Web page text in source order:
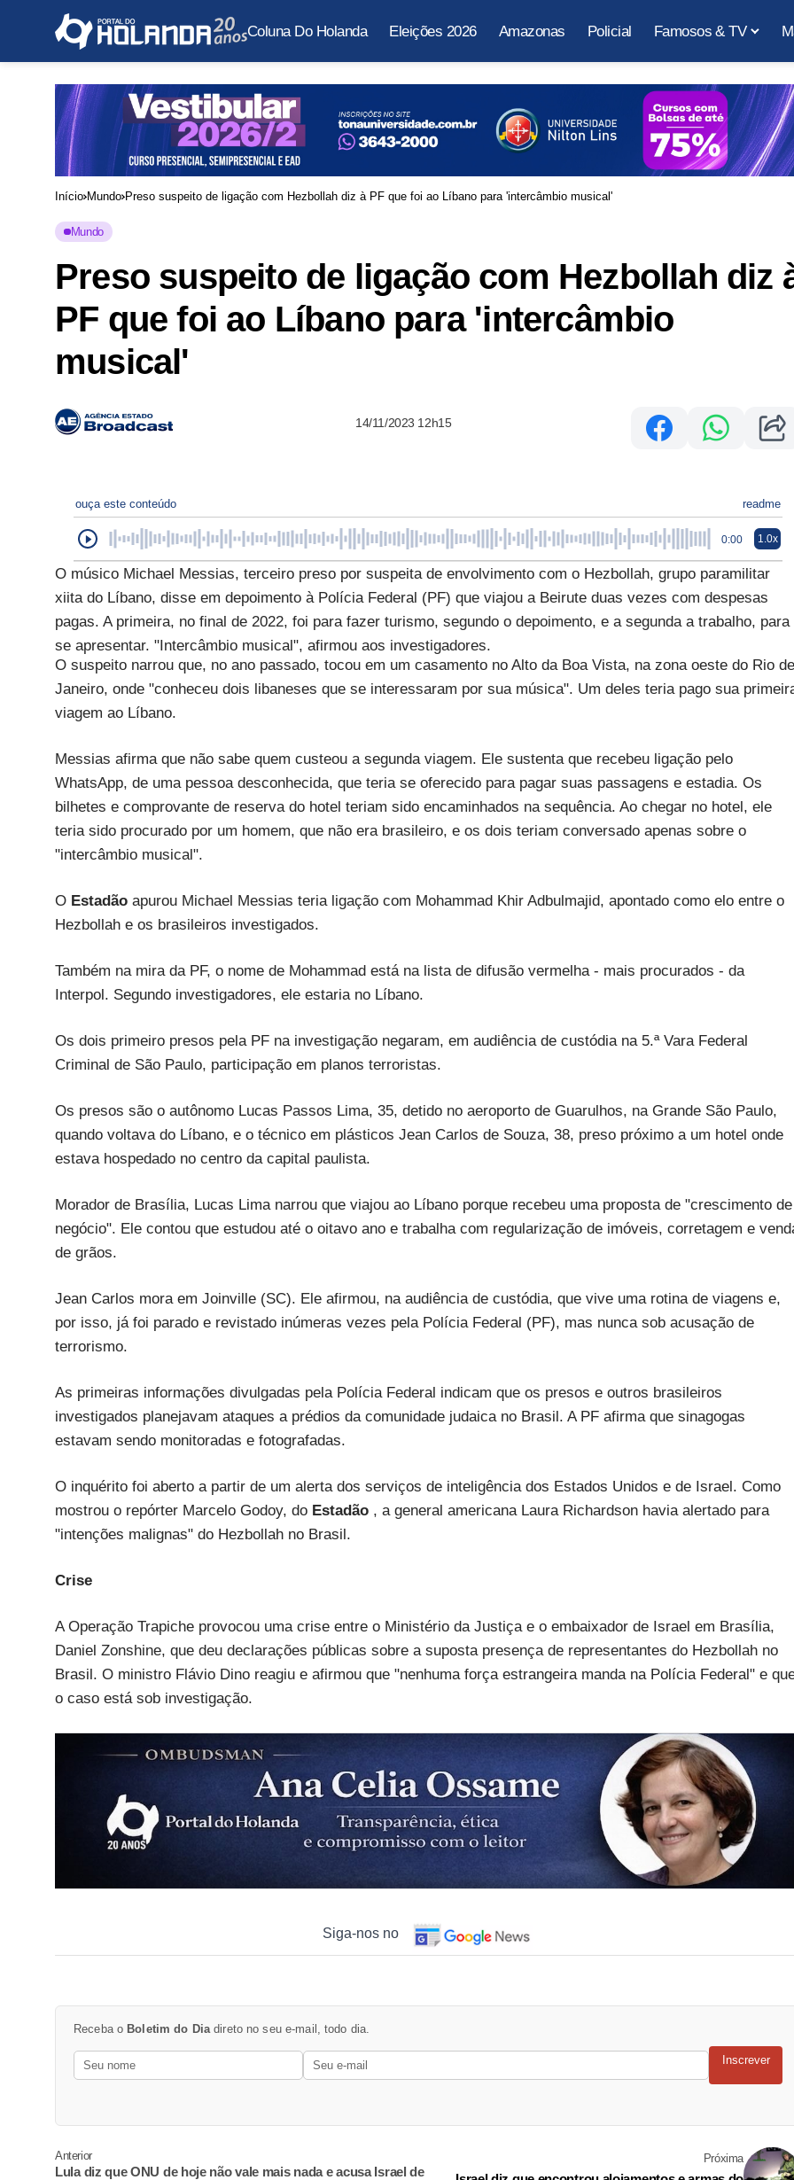
Coluna Do Holanda Eleições 2026 Amazonas Policial Famosos & TV
Início Mundo Preso suspeito de ligação com Hezbollah diz à PF que foi ao Líbano para 'intercâmbio musical'
Mundo
Preso suspeito de ligação com Hezbollah diz
PF que foi ao Líbano para 'intercâmbio
musical'
14/11/2023 12h15
ouça este conteúdo readme
0:00 1.0x
O músico Michael Messias, terceiro preso por suspeita de envolvimento com o Hezbollah, grupo paramilitar
xiita do Líbano, disse em depoimento à Polícia Federal (PF) que viajou a Beirute duas vezes com despesas
pagas. A primeira, no final de 2022, foi para fazer turismo, segundo o depoimento, e a segunda a trabalho, para
se apresentar. "Intercâmbio musical", afirmou aos investigadores.
O suspeito narrou que, no ano passado, tocou em um casamento no Alto da Boa Vista, na zona oeste do Rio de
Janeiro, onde "conheceu dois libaneses que se interessaram por sua música". Um deles teria pago sua
viagem ao Líbano.
Messias afirma que não sabe quem custeou a segunda viagem. Ele sustenta que recebeu ligação pelo
WhatsApp, de uma pessoa desconhecida, que teria se oferecido para pagar suas passagens e estadia. Os
bilhetes e comprovante de reserva do hotel teriam sido encaminhados na sequência. Ao chegar no hotel, ele
teria sido procurado por um homem, que não era brasileiro, e os dois teriam conversado apenas sobre o
"intercâmbio musical".
O Estadão apurou Michael Messias teria ligação com Mohammad Khir Adbulmajid, apontado como elo entre o
Hezbollah e os brasileiros investigados.
Também na mira da PF, o nome de Mohammad está na lista de difusão vermelha - mais procurados - da
Interpol. Segundo investigadores, ele estaria no Líbano.
Os dois primeiro presos pela PF na investigação negaram, em audiência de custódia na 5.ª Vara Federal
Criminal de São Paulo, participação em planos terroristas.
Os presos são o autônomo Lucas Passos Lima, 35, detido no aeroporto de Guarulhos, na Grande São Paulo,
quando voltava do Líbano, e o técnico em plásticos Jean Carlos de Souza, 38, preso próximo a um hotel onde
estava hospedado no centro da capital paulista.
Morador de Brasília, Lucas Lima narrou que viajou ao Líbano porque recebeu uma proposta de "crescimento de
negócio". Ele contou que estudou até o oitavo ano e trabalha com regularização de imóveis, corretagem e
de grãos.
Jean Carlos mora em Joinville (SC). Ele afirmou, na audiência de custódia, que vive uma rotina de viagens e,
por isso, já foi parado e revistado inúmeras vezes pela Polícia Federal (PF), mas nunca sob acusação de
terrorismo.
As primeiras informações divulgadas pela Polícia Federal indicam que os presos e outros brasileiros
investigados planejavam ataques a prédios da comunidade judaica no Brasil. A PF afirma que sinagogas
estavam sendo monitoradas e fotografadas.
O inquérito foi aberto a partir de um alerta dos serviços de inteligência dos Estados Unidos e de Israel. Como
mostrou o repórter Marcelo Godoy, do Estadão , a general americana Laura Richardson havia alertado para
"intenções malignas" do Hezbollah no Brasil.
Crise
A Operação Trapiche provocou uma crise entre o Ministério da Justiça e o embaixador de Israel em Brasília,
Daniel Zonshine, que deu declarações públicas sobre a suposta presença de representantes do Hezbollah no
Brasil. O ministro Flávio Dino reagiu e afirmou que "nenhuma força estrangeira manda na Polícia Federal" e
o caso está sob investigação.
Siga-nos no
Receba o Boletim do Diadireto no seu e-mail, todo dia.
Inscrever
Anterior
Lula diz que ONU de hoje não vale mais nada e acusa Israel de
Próxima